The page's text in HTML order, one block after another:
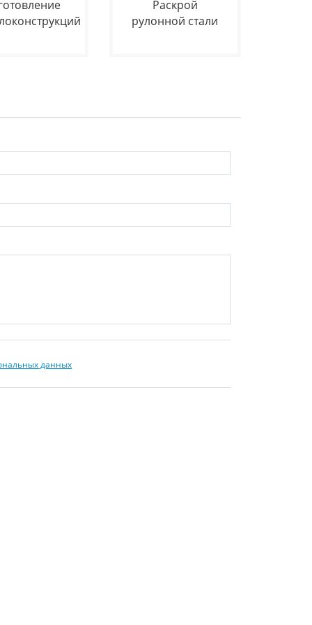
Раскрой
рулонной стали
данных